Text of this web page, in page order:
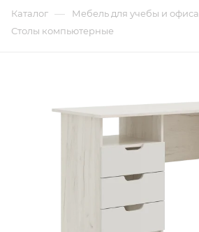
Каталог — Мебель для учебы и офиса
Столы компьютерные